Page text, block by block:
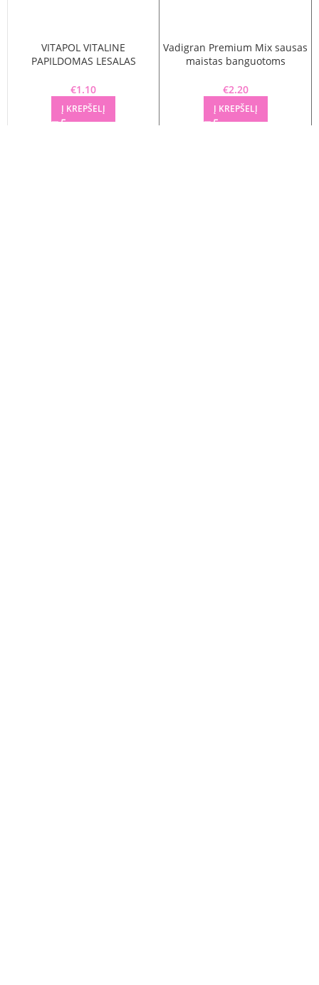
VITAPOL VITALINE
PAPILDOMAS LESALAS
KALCIU 50G
€1.10
Į KREPŠELĮ
Vadigran Premium Mix sausas
maistas banguotoms
€2.20
Į KREPŠELĮ